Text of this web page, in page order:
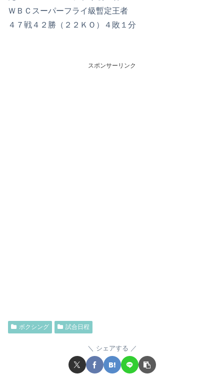
ＷＢＣスーパーフライ級暫定王者
４７戦４２勝（２２ＫＯ）４敗１分
スポンサーリンク
ボクシング 試合日程
シェアする